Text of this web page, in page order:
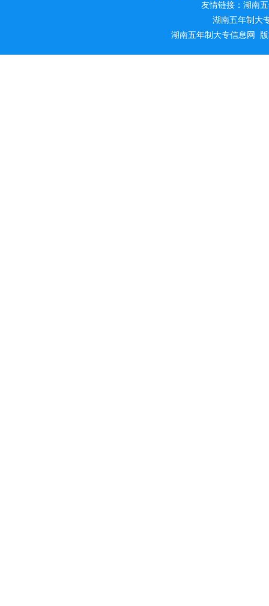
友情链接：湖南
湖南五年制大
湖南五年制大专信息网 版